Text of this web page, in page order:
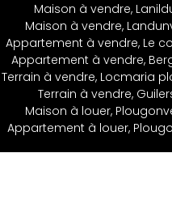
Maison à vendre,
Maison à vendre,
Appartement à vendre, Le
Appartement à vendre,
Terrain à vendre, Locmaria
Terrain à vendre,
Maison à louer,
Appartement à louer,